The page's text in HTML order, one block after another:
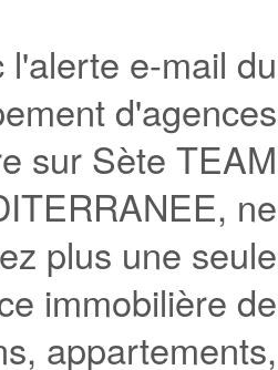
l'alerte e-mail du
d'agences
sur Sète TEAM
ne
plus une seule
immobilière de
appartements,